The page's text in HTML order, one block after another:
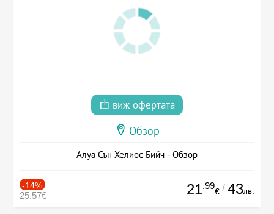
виж офертата
Обзор
Алуа Сън Хелиос Бийч - Обзор
-14%
25.57€ 21.99
€ / 43лв.